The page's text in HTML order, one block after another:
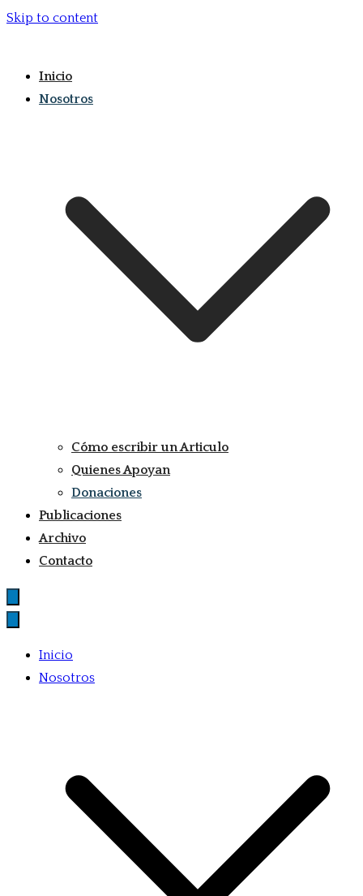
Skip to content
Inicio
Nosotros
Cómo escribir un Articulo
Quienes Apoyan
Donaciones
Publicaciones
Archivo
Contacto
Inicio
Nosotros